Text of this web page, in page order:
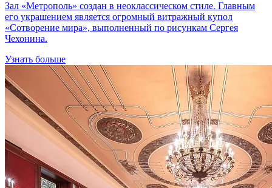
Зал «Метрополь» создан в неоклассическом стиле. Главным
его украшением является огромный витражный купол
«Сотворение мира», выполненный по рисункам Сергея
Чехонина.
Узнать больше